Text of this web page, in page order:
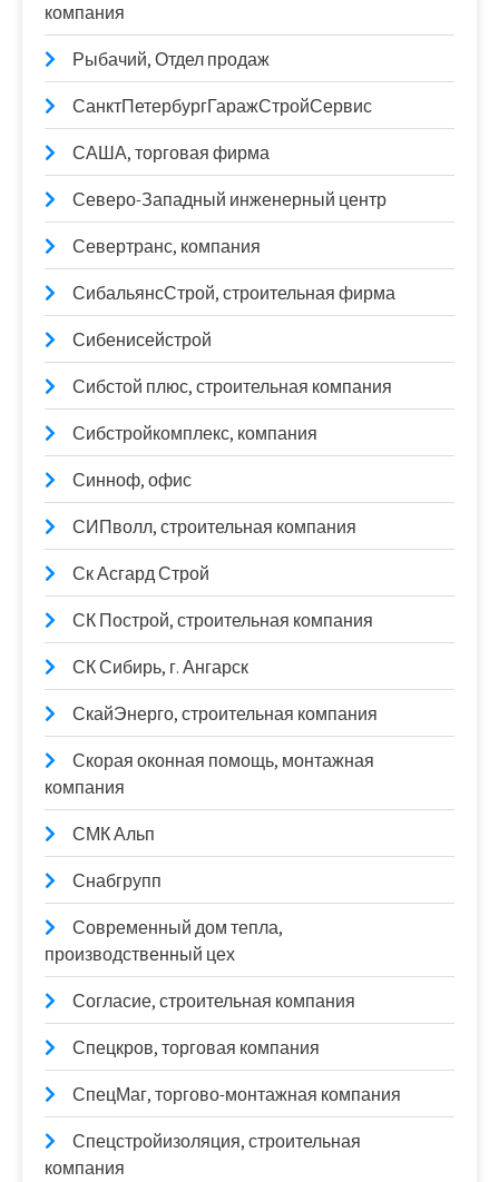
компания
Рыбачий, Отдел продаж
СанктПетербургГаражСтройСервис
САША, торговая фирма
Северо-Западный инженерный центр
Севертранс, компания
СибальянсСтрой, строительная фирма
Сибенисейстрой
Сибстой плюс, строительная компания
Сибстройкомплекс, компания
Синноф, офис
СИПволл, строительная компания
Ск Асгард Строй
СК Построй, строительная компания
СК Сибирь, г. Ангарск
СкайЭнерго, строительная компания
Скорая оконная помощь, монтажная
компания
СМК Альп
Снабгрупп
Современный дом тепла,
производственный цех
Согласие, строительная компания
Спецкров, торговая компания
СпецМаг, торгово-монтажная компания
Спецстройизоляция, строительная
компания